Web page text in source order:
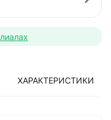
ХАРАКТЕРИСТИКИ